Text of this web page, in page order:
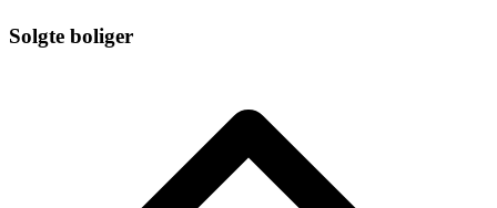
Solgte boliger